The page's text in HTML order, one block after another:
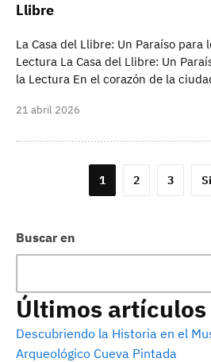
Buscar en
Últimos artículos
Descubriendo la Historia en el
Arqueológico Cueva Pintada
Llibre
La Casa del Llibre: Un Paraíso para
Lectura La Casa del Llibre: Un
la Lectura En el corazón de la
21 abril 2026
Paginación
entradas
1 2 3